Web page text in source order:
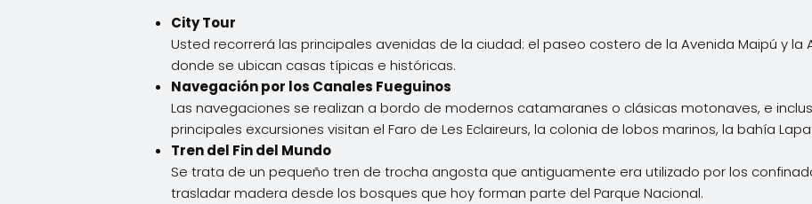
City Tour
Usted recorrerá las principales avenidas de la ciudad: el paseo costero de la Avenida Maipú y la
donde se ubican casas típicas e históricas.
Navegación por los Canales Fueguinos
Las navegaciones se realizan a bordo de modernos catamaranes o clásicas motonaves, e
principales excursiones visitan el Faro de Les Eclaireurs, la colonia de lobos marinos, la bahía
Tren del Fin del Mundo
Se trata de un pequeño tren de trocha angosta que antiguamente era utilizado por los
trasladar madera desde los bosques que hoy forman parte del Parque Nacional.